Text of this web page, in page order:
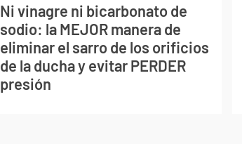
Ni vinagre ni bicarbonato de
sodio: la MEJOR manera de
eliminar el sarro de los orificios
de la ducha y evitar PERDER
presión